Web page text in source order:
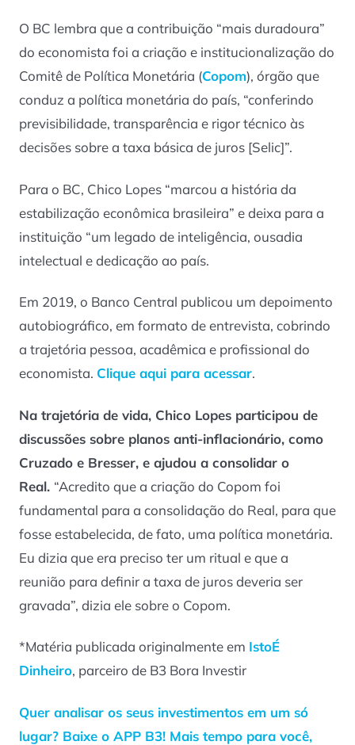
O BC lembra que a contribuição “mais duradoura”
do economista foi a criação e institucionalização do
Comitê de Política Monetária (Copom), órgão que
conduz a política monetária do país, “conferindo
previsibilidade, transparência e rigor técnico às
decisões sobre a taxa básica de juros [Selic]”.
Para o BC, Chico Lopes “marcou a história da
estabilização econômica brasileira” e deixa para a
instituição “um legado de inteligência, ousadia
intelectual e dedicação ao país.
Em 2019, o Banco Central publicou um depoimento
autobiográfico, em formato de entrevista, cobrindo
a trajetória pessoa, acadêmica e profissional do
economista. Clique aqui para acessar.
Na trajetória de vida, Chico Lopes participou de
discussões sobre planos anti-inflacionário, como
Cruzado e Bresser, e ajudou a consolidar o
Real. “Acredito que a criação do Copom foi
fundamental para a consolidação do Real, para que
fosse estabelecida, de fato, uma política monetária.
Eu dizia que era preciso ter um ritual e que a
reunião para definir a taxa de juros deveria ser
gravada”, dizia ele sobre o Copom.
*Matéria publicada originalmente em IstoÉ
Dinheiro, parceiro de B3 Bora Investir
Quer analisar os seus investimentos em um só
lugar? Baixe o APP B3! Mais tempo para você,